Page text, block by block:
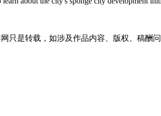
只是转载，如涉及作品内容、版权、稿酬问